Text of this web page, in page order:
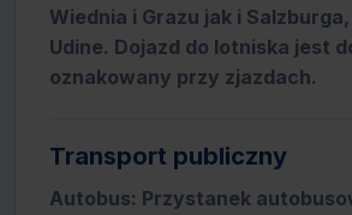
Wiednia i Grazu jak i
Udine. Dojazd do lotniska jest
oznakowany przy zjazdach.
Transport publiczny
Autobus: Przystanek